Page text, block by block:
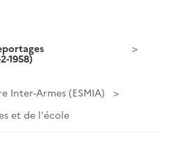
1958)
Inter-Armes (ESMIA)
et de l'école